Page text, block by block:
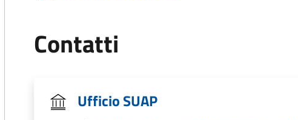
Contatti
Ufficio SUAP